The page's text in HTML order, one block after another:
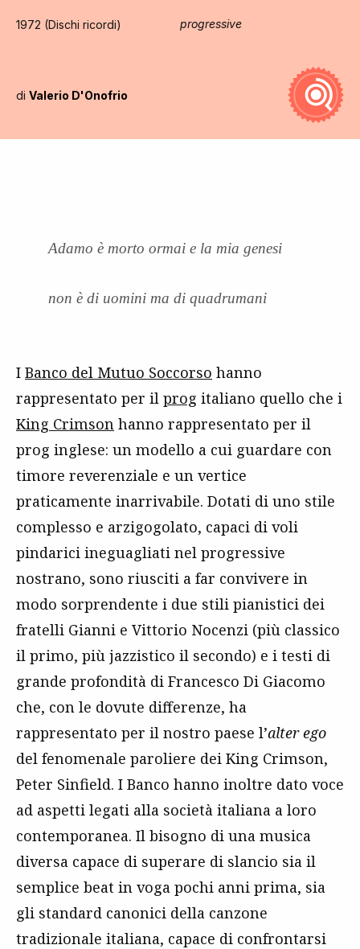
1972 (Dischi ricordi) progressive
di Valerio D'Onofrio
Adamo è morto ormai e la mia genesi
non è di uomini ma di quadrumani
I Banco del Mutuo Soccorso hanno
rappresentato per il prog italiano quello che i
King Crimson hanno rappresentato per il
prog inglese: un modello a cui guardare con
timore reverenziale e un vertice
praticamente inarrivabile. Dotati di uno stile
complesso e arzigogolato, capaci di voli
pindarici ineguagliati nel progressive
nostrano, sono riusciti a far convivere in
modo sorprendente i due stili pianistici dei
fratelli Gianni e Vittorio Nocenzi (più classico
il primo, più jazzistico il secondo) e i testi di
grande profondità di Francesco Di Giacomo
che, con le dovute differenze, ha
rappresentato per il nostro paese l’alter ego
del fenomenale paroliere dei King Crimson,
Peter Sinfield. I Banco hanno inoltre dato voce
ad aspetti legati alla società italiana a loro
contemporanea. Il bisogno di una musica
diversa capace di superare di slancio sia il
semplice beat in voga pochi anni prima, sia
gli standard canonici della canzone
tradizionale italiana, capace di confrontarsi